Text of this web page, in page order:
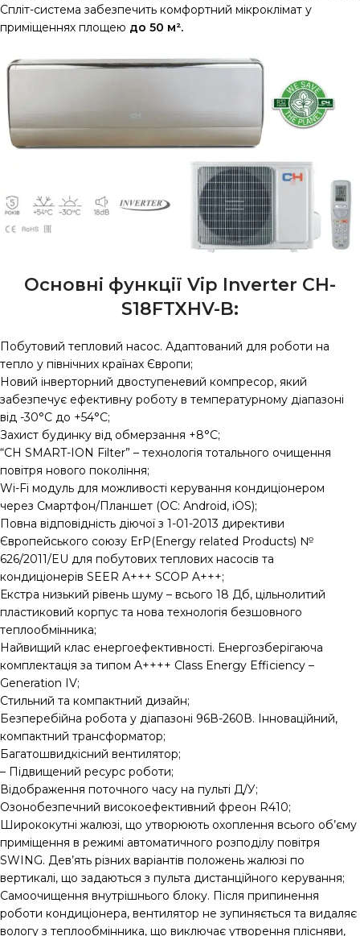
Спліт-система забезпечить комфортний мікроклімат у
приміщеннях площею до 50 м².
Основні функції Vip Inverter CH-
S18FTXHV-B:
Побутовий тепловий насос. Адаптований для роботи на
тепло у північних країнах Європи;
Новий інверторний двоступеневий компресор, який
забезпечує ефективну роботу в температурному діапазоні
від -30°С до +54°C;
Захист будинку від обмерзання +8°C;
“CH SMART-ION Filter” – технологія тотального очищення
повітря нового покоління;
Wi-Fi модуль для можливості керування кондиціонером
через Смартфон/Планшет (ОС: Android, iOS);
Повна відповідність діючої з 1-01-2013 директиви
Європейського союзу ErP(Energy related Products) №
626/2011/EU для побутових теплових насосів та
кондиціонерів SEER A+++ SCOP A+++;
Екстра низький рівень шуму – всього 18 Дб, цільнолитий
пластиковий корпус та нова технологія безшовного
теплообмінника;
Найвищий клас енергоефективності. Енергозберігаюча
комплектація за типом A++++ Class Energy Efficiency –
Generation IV;
Стильний та компактний дизайн;
Безперебійна робота у діапазоні 96В-260В. Інноваційний,
компактний трансформатор;
Багатошвидкісний вентилятор;
– Підвищений ресурс роботи;
Відображення поточного часу на пульті Д/У;
Озонобезпечний високоефективний фреон R410;
Ширококутні жалюзі, що утворюють охоплення всього об’єму
приміщення в режимі автоматичного розподілу повітря
SWING. Дев’ять різних варіантів положень жалюзі по
вертикалі, що задаються з пульта дистанційного керування;
Самоочищення внутрішнього блоку. Після припинення
роботи кондиціонера, вентилятор не зупиняється та видаляє
вологу з теплообмінника, що виключає утворення плісняви,